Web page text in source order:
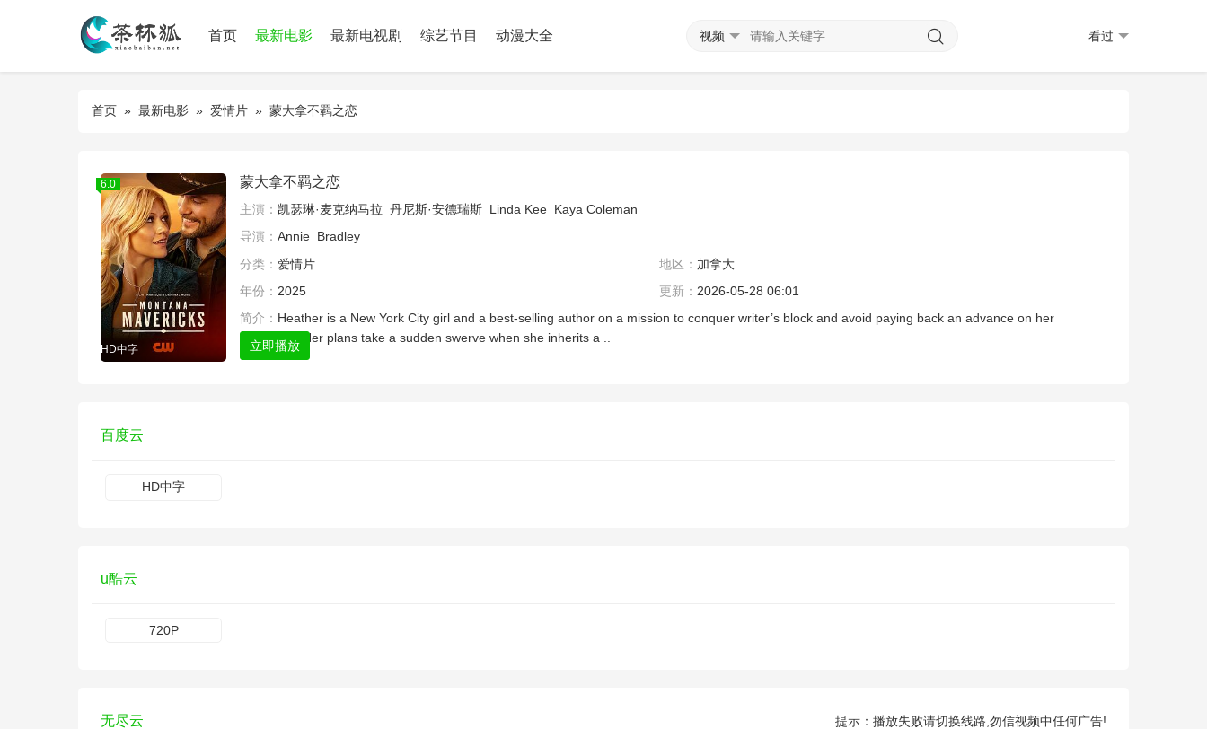
首页 最新电影 最新电视剧 综艺节目 动漫大全 视频 看过
首页 » 最新电影 » 爱情片 » 蒙大拿不羁之恋
6.0
HD中字
蒙大拿不羁之恋
主演： 凯瑟琳·麦克纳马拉 丹尼斯·安德瑞斯 Linda Kee Kaya Coleman
导演： Annie Bradley
分类： 爱情片 地区： 加拿大
年份： 2025 更新： 2026-05-28 06:01
简介： Heather is a New York City girl and a best-selling author on a mission to conquer writer’s block and avoid paying back an advance on her
next book. Her plans take a sudden swerve when she inherits a ..
立即播放
百度云
HD中字
u酷云
720P
无尽云 提示：播放失败请切换线路,勿信视频中任何广告!